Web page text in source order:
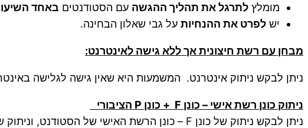
מומלץ לתרגל את תהליך ההגשה עם הסטודנטים באחד
יש לפרט את ההנחיות על גבי שאלון הבחינה.
מבחן עם רשת חיצונית אך ללא גישה לאינטרנט:
ניתן לבקש ניתוק אינטרנט. המשמעות היא שאין גישה לגלישה
ניתוק כונן רשת אישי – כונן F + כונן P הציבורי
ניתן לבקש ניתוק של כונן F – כונן הרשת האישי של הסטודנט, וניתוק של כונן P הציבורי.